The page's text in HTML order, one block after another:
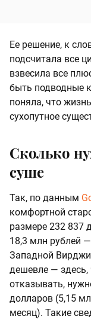
Ее решение, к
подсчитала все
взвесила все
быть подводные
поняла, что
сухопутное
Сколько
суше
Так, по данным
комфортной
размере 232 837
18,3 млн рублей
Западной
дешевле — здесь,
отказывать,
долларов (5,15
месяц). Такие